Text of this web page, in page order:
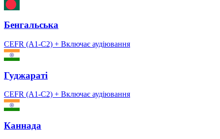
Бенгальська
CEFR (A1-C2) + Включає аудіювання
Гуджараті
CEFR (A1-C2) + Включає аудіювання
Каннада